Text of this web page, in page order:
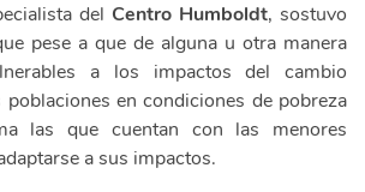
del Centro Humboldt, sostuvo
pese a que de alguna u otra manera
a los impactos del cambio
en condiciones de pobreza
las que cuentan con las menores
a sus impactos.